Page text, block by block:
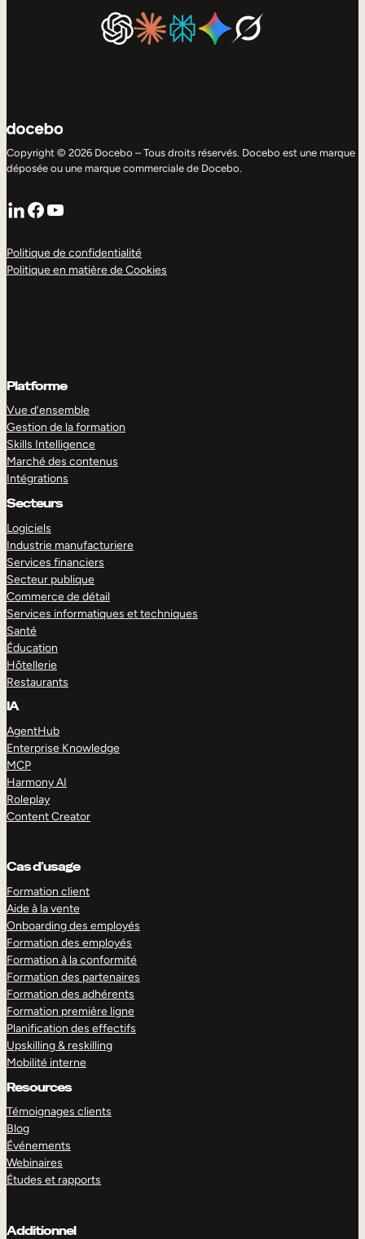
Copyright © 2026 Docebo – Tous droits réservés. Docebo est une marque
déposée ou une marque commerciale de Docebo.
LinkedIn
Facebook
YouTube
Politique de confidentialité
Politique en matière de Cookies
Platforme
Vue d’ensemble
Gestion de la formation
Skills Intelligence
Marché des contenus
Intégrations
Secteurs
Logiciels
Industrie manufacturiere
Services financiers
Secteur publique
Commerce de détail
Services informatiques et techniques
Santé
Éducation
Hôtellerie
Restaurants
IA
AgentHub
Enterprise Knowledge
MCP
Harmony AI
Roleplay
Content Creator
Cas d’usage
Formation client
Aide à la vente
Onboarding des employés
Formation des employés
Formation à la conformité
Formation des partenaires
Formation des adhérents
Formation première ligne
Planification des effectifs
Upskilling & reskilling
Mobilité interne
Resources
Témoignages clients
Blog
Événements
Webinaires
Études et rapports
Additionnel